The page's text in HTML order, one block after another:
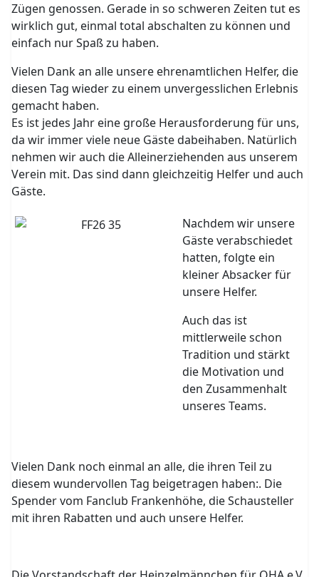
Zügen genossen. Gerade in so schweren Zeiten tut es
wirklich gut, einmal total abschalten zu können und
einfach nur Spaß zu haben.
Vielen Dank an alle unsere ehrenamtlichen Helfer, die
diesen Tag wieder zu einem unvergesslichen Erlebnis
gemacht haben.
Es ist jedes Jahr eine große Herausforderung für uns,
da wir immer viele neue Gäste dabeihaben. Natürlich
nehmen wir auch die Alleinerziehenden aus unserem
Verein mit. Das sind dann gleichzeitig Helfer und auch
Gäste.
Nachdem wir unsere
Gäste verabschiedet
hatten, folgte ein
kleiner Absacker für
unsere Helfer.
Auch das ist
mittlerweile schon
Tradition und stärkt
die Motivation und
den Zusammenhalt
unseres Teams.
Vielen Dank noch einmal an alle, die ihren Teil zu
diesem wundervollen Tag beigetragen haben:. Die
Spender vom Fanclub Frankenhöhe, die Schausteller
mit ihren Rabatten und auch unsere Helfer.